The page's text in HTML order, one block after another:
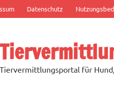
Datenschutz
Tiervermittlungsportal für